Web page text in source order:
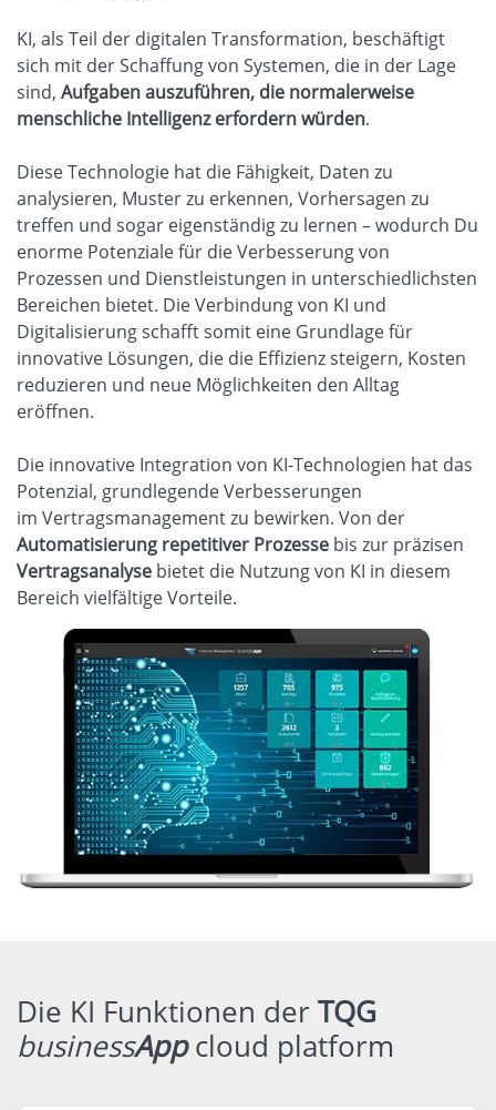
​​​​​​​KI, als Teil der digitalen Transformation, beschäftigt
sich mit der Schaffung von Systemen, die in der Lage
sind, Aufgaben auszuführen, die normalerweise
menschliche Intelligenz erfordern würden.
Diese Technologie hat die Fähigkeit, Daten zu
analysieren, Muster zu erkennen, Vorhersagen zu
treffen und sogar eigenständig zu lernen – wodurch Du
enorme Potenziale für die Verbesserung von
Prozessen und Dienstleistungen in unterschiedlichsten
Bereichen bietet. Die Verbindung von KI und
Digitalisierung schafft somit eine Grundlage für
innovative Lösungen, die die Effizienz steigern, Kosten
reduzieren und neue Möglichkeiten den Alltag
eröffnen.
Die innovative Integration von KI-Technologien hat das
Potenzial, grundlegende Verbesserungen
im Vertragsmanagement zu bewirken. Von der
Automatisierung repetitiver Prozesse bis zur präzisen
Vertragsanalyse bietet die Nutzung von KI in diesem
Bereich vielfältige Vorteile.
Die KI Funktionen derTQG
businessAppcloud platform